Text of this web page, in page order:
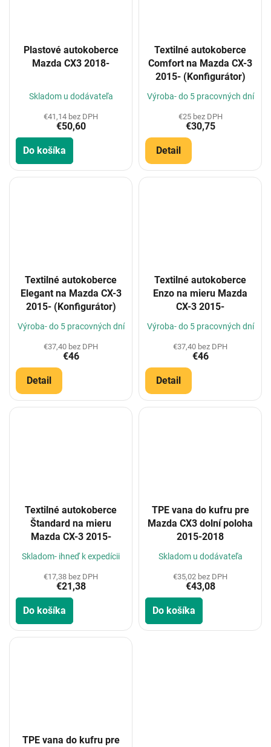
Plastové autokoberce
Mazda CX3 2018-
Skladom u dodávateľa
€41,14 bez DPH
€50,60
Do košíka
Textilné autokoberce
Comfort na Mazda CX-3
2015- (Konfigurátor)
Výroba- do 5 pracovných dní
€25 bez DPH
€30,75
Detail
Textilné autokoberce
Elegant na Mazda CX-3
2015- (Konfigurátor)
Výroba- do 5 pracovných dní
€37,40 bez DPH
€46
Detail
Textilné autokoberce
Enzo na mieru Mazda
CX-3 2015-
Výroba- do 5 pracovných dní
€37,40 bez DPH
€46
Detail
Textilné autokoberce
Štandard na mieru
Mazda CX-3 2015-
Skladom- ihneď k expedícii
€17,38 bez DPH
€21,38
Do košíka
TPE vana do kufru pre
Mazda CX3 dolní poloha
2015-2018
Skladom u dodávateľa
€35,02 bez DPH
€43,08
Do košíka
TPE vana do kufru pre